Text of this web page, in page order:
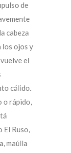
de
cabeza
los ojos y
el
cálido.
o rápido,
El Ruso,
maúlla